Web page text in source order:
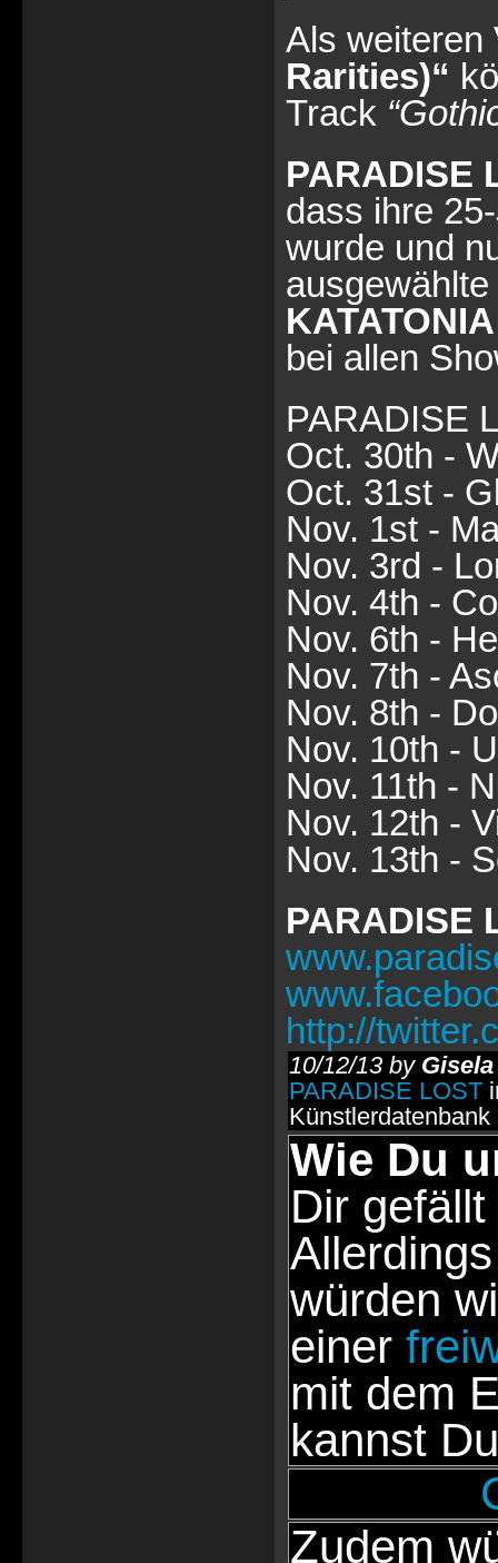
Als weiteren
Rarities)“
Track
PARADISE
dass ihre
wurde und
KATATONIA
bei allen
PARADISE
Oct. 30th -
Oct. 31st -
Nov. 1st -
Nov. 3rd -
Nov. 4th -
Nov. 6th -
Nov. 7th -
Nov. 8th -
Nov. 10th -
Nov. 11th -
Nov. 12th -
Nov. 13th -
PARADISE
http://
10/12/13 by Gisela
PARADISE LOST
Künstlerdatenbank
Wie Du
Dir
würden
einer
mit dem
kannst
Zudem